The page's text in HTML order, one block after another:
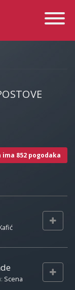
Toggle
852 pogodaka
Scena